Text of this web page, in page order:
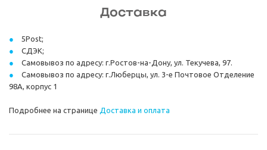
Доставка
5Post;
СДЭК;
Самовывоз по адресу: г.Ростов-на-Дону, ул. Текучева, 97.
Самовывоз по адресу: г.Люберцы, ул. 3-е Почтовое Отделение
98А, корпус 1
Подробнее на странице Доставка и оплата